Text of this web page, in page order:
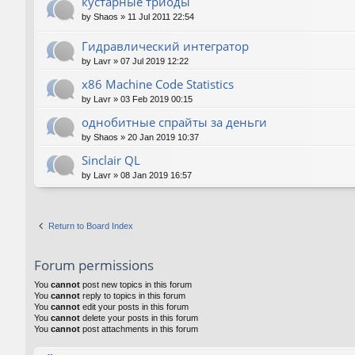
by Shaos » 11 Jul 2011 22:54
Гидравлический интегратор
by Lavr » 07 Jul 2019 12:22
x86 Machine Code Statistics
by Lavr » 03 Feb 2019 00:15
однобитные спрайты за деньги
by Shaos » 20 Jan 2019 10:37
Sinclair QL
by Lavr » 08 Jan 2019 16:57
Return to Board Index
Forum permissions
You cannot post new topics in this forum
You cannot reply to topics in this forum
You cannot edit your posts in this forum
You cannot delete your posts in this forum
You cannot post attachments in this forum